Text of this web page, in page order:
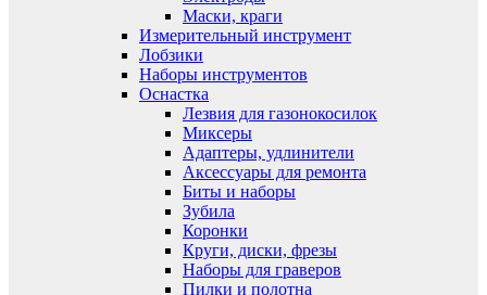
Маски, краги
Измерительный инструмент
Лобзики
Наборы инструментов
Оснастка
Лезвия для газонокосилок
Миксеры
Адаптеры, удлинители
Аксессуары для ремонта
Биты и наборы
Зубила
Коронки
Круги, диски, фрезы
Наборы для граверов
Пилки и полотна